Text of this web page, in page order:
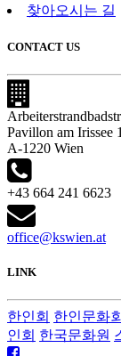
찾아오시는 길
CONTACT US
Pavillon am Irissee 1
A-1220 Wien
+43 664 241 6623
office@kswien.at
LINK
한인회 한인문화
인회 한국문화원